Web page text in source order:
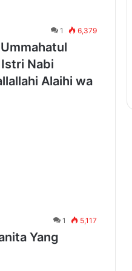
1 6,379
Nabi
Alaihi wa
1 5,117
Yang